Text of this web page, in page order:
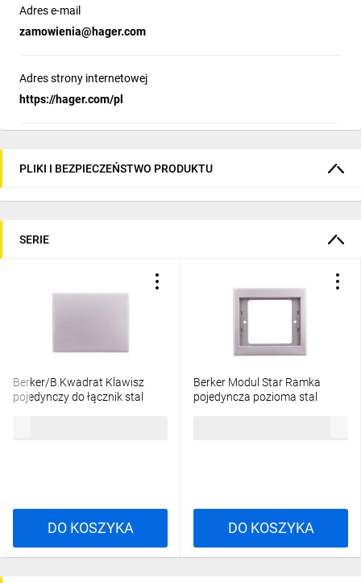
Adres e-mail
zamowienia@hager.com
Adres strony internetowej
https://hager.com/pl
PLIKI I BEZPIECZEŃSTWO PRODUKTU
SERIE
Berker/B.Kwadrat Klawisz
pojedynczy do łącznik stal
DO KOSZYKA
Berker Modul Star Ramka
pojedyncza pozioma stal
DO KOSZYKA